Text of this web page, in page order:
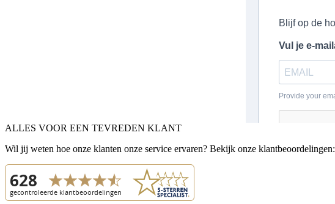
ALLES VOOR EEN TEVREDEN KLANT
Wil jij weten hoe onze klanten onze service ervaren? Bekijk onze klantbeoordelingen: